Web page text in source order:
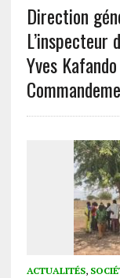
Direction
L’inspecteur
Yves
ACTUALITÉS,